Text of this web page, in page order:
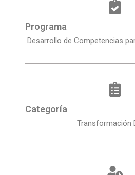
Programa
Desarrollo de Competencias
Categoría
Transformación